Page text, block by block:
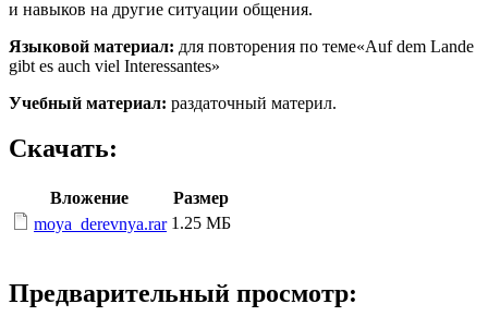
и навыков на другие ситуации общения.
Языковой материал: для повторения по теме«Auf dem Lande
gibt es auch viel Interessantes»
Учебный материал: раздаточный материл.
Скачать:
Вложение
Размер
moya_derevnya.rar 1.25 МБ
Предварительный просмотр: